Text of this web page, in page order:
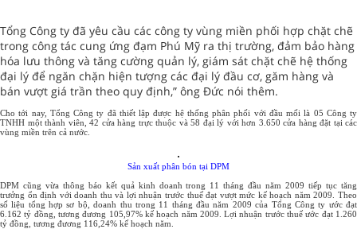
Tổng Công ty đã yêu cầu các công ty vùng miền phối hợp chặt chẽ
trong công tác cung ứng đạm Phú Mỹ ra thị trường, đảm bảo hàng
hóa lưu thông và tăng cường quản lý, giám sát chặt chẽ hệ thống
đại lý để ngăn chặn hiện tượng các đại lý đầu cơ, găm hàng và
bán vượt giá trần theo quy định,” ông Đức nói thêm.
Cho tới nay, Tổng Công ty đã thiết lập được hệ thống phân phối với đầu mối là 05 Công ty
TNHH một thành viên, 42 cửa hàng trực thuộc và 58 đại lý với hơn 3.650 cửa hàng đặt tại các
vùng miền trên cả nước.
Sản xuất phân bón tại DPM
DPM cũng vừa thông báo kết quả kinh doanh trong 11 tháng đầu năm 2009 tiếp tục tăng
trưởng ổn định với doanh thu và lợi nhuận trước thuế đạt vượt mức kế hoạch năm 2009. Theo
số liệu tổng hợp sơ bộ, doanh thu trong 11 tháng đầu năm 2009 của Tổng Công ty ước đạt
6.162 tỷ đồng, tương đương 105,97% kế hoạch năm 2009. Lợi nhuận trước thuế ước đạt 1.260
tỷ đồng, tương đương 116,24% kế hoạch năm.